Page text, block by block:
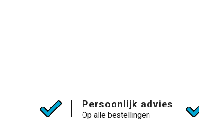
Persoonlijk advies
Op alle bestellingen